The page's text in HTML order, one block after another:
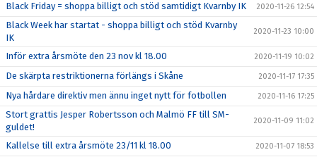
Black Friday = shoppa billigt och stöd samtidigt Kvarnby IK 2020-11-26 12:54
Black Week har startat - shoppa billigt och stöd Kvarnby
IK
2020-11-23 10:00
Inför extra årsmöte den 23 nov kl 18.00 2020-11-19 10:02
De skärpta restriktionerna förlängs i Skåne 2020-11-17 17:35
Nya hårdare direktiv men ännu inget nytt för fotbollen 2020-11-16 17:25
Stort grattis Jesper Robertsson och Malmö FF till SM-
guldet!
2020-11-09 11:02
Kallelse till extra årsmöte 23/11 kl 18.00 2020-11-07 18:53